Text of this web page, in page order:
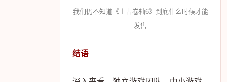
我们仍不知道《上古卷轴6》到底什么时候才能
发售
结语